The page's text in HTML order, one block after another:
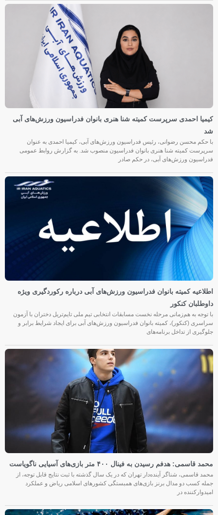
کیمیا احمدی سرپرست کمیته شنا هنری بانوان فدراسیون ورزش‌های آبی
شد
با حکم محسن رضوانی، رئیس فدراسیون ورزش‌های آبی، کیمیا احمدی به عنوان
سرپرست کمیته شنا هنری بانوان فدراسیون منصوب شد. به گزارش روابط عمومی
فدراسیون ورزش‌های آبی، در حکم صادر
اطلاعیه کمیته بانوان فدراسیون ورزش‌های آبی درباره رکوردگیری ویژه
داوطلبان کنکور
با توجه به هم‌زمانی مرحله نخست مسابقات انتخابی تیم ملی تایم‌تریل دختران با آزمون
سراسری (کنکور)، کمیته بانوان فدراسیون ورزش‌های آبی برای ایجاد شرایط برابر و
جلوگیری از تداخل برنامه‌های
محمد قاسمی: هدفم رسیدن به فینال ۴۰۰ متر بازی‌های آسیایی ناگویاست
محمد قاسمی، شناگر آینده‌دار تهران که در یک سال گذشته با ثبت نتایج قابل توجه، از
جمله کسب دو مدال برنز بازی‌های همبستگی کشورهای اسلامی ریاض و عملکرد
امیدوارکننده در